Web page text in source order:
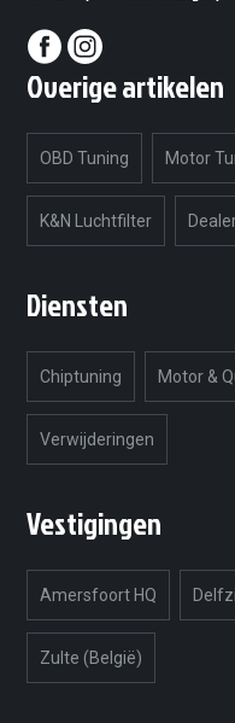
Overige artikelen
OBD Tuning Motor
K&N Luchtfilter
Diensten
Chiptuning Motor &
Verwijderingen
Vestigingen
Amersfoort HQ
Zulte (België)